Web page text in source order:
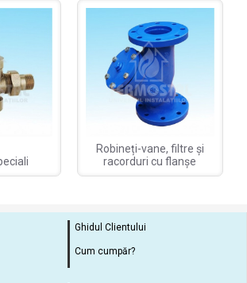
Robineți-vane, filtre și
racorduri cu flanșe
Ghidul Clientului
Cum cumpăr?